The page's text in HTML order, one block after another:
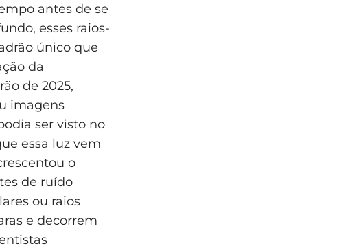
antes de se
esses raios-
único que
da
de 2025,
imagens
ser visto no
essa luz vem
o
de ruído
ou raios
e decorrem